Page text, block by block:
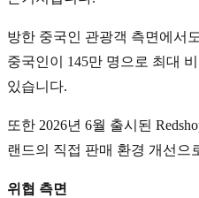
방한 중국인 관광객 측면에서
중국인이 145만 명으로 최대
있습니다.
또한 2026년 6월 출시된
랜드의 직접 판매 환경 개선으
위협 측면